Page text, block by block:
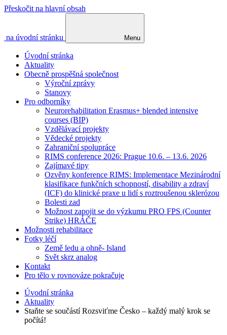
Přeskočit na hlavní obsah
na úvodní stránku Menu
Úvodní stránka
Aktuality
Obecně prospěšná společnost
Výroční zprávy
Stanovy
Pro odborníky
Neurorehabilitation Erasmus+ blended intensive
courses (BIP)
Vzdělávací projekty
Vědecké projekty
Zahraniční spolupráce
RIMS conference 2026: Prague 10.6. – 13.6. 2026
Zajímavé tipy
Ozvěny konference RIMS: Implementace Mezinárodní
klasifikace funkčních schopností, disability a zdraví
(ICF) do klinické praxe u lidí s roztroušenou sklerózou
Bolesti zad
Možnost zapojit se do výzkumu PRO FPS (Counter
Strike) HRÁČE
Možnosti rehabilitace
Fotky léčí
Země ledu a ohně- Island
Svět skrz analog
Kontakt
Pro tělo v rovnováze pokračuje
Úvodní stránka
Aktuality
Staňte se součástí Rozsviťme Česko – každý malý krok se
počítá!